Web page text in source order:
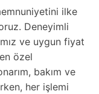
ilke
Deneyimli
ve uygun fiyat
özel
bakım ve
her işlemi